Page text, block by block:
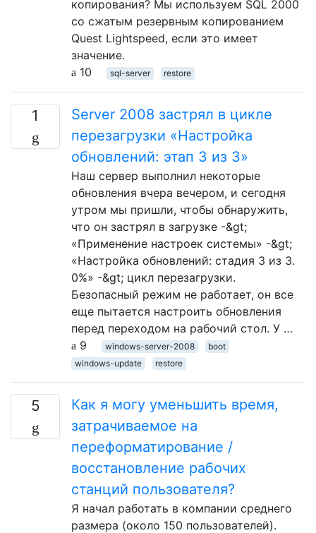
копирования? Мы используем SQL 2000
со сжатым резервным копированием
Quest Lightspeed, если это имеет
значение.
10
sql-server restore
1
Server 2008 застрял в цикле
перезагрузки «Настройка
обновлений: этап 3 из 3»
Наш сервер выполнил некоторые
обновления вчера вечером, и сегодня
утром мы пришли, чтобы обнаружить,
что он застрял в загрузке -&gt;
«Применение настроек системы» -&gt;
«Настройка обновлений: стадия 3 из 3.
0%» -&gt; цикл перезагрузки.
Безопасный режим не работает, он все
еще пытается настроить обновления
перед переходом на рабочий стол. У …
9
windows-server-2008
boot
windows-update
restore
5
Как я могу уменьшить время,
затрачиваемое на
переформатирование /
восстановление рабочих
станций пользователя?
Я начал работать в компании среднего
размера (около 150 пользователей).